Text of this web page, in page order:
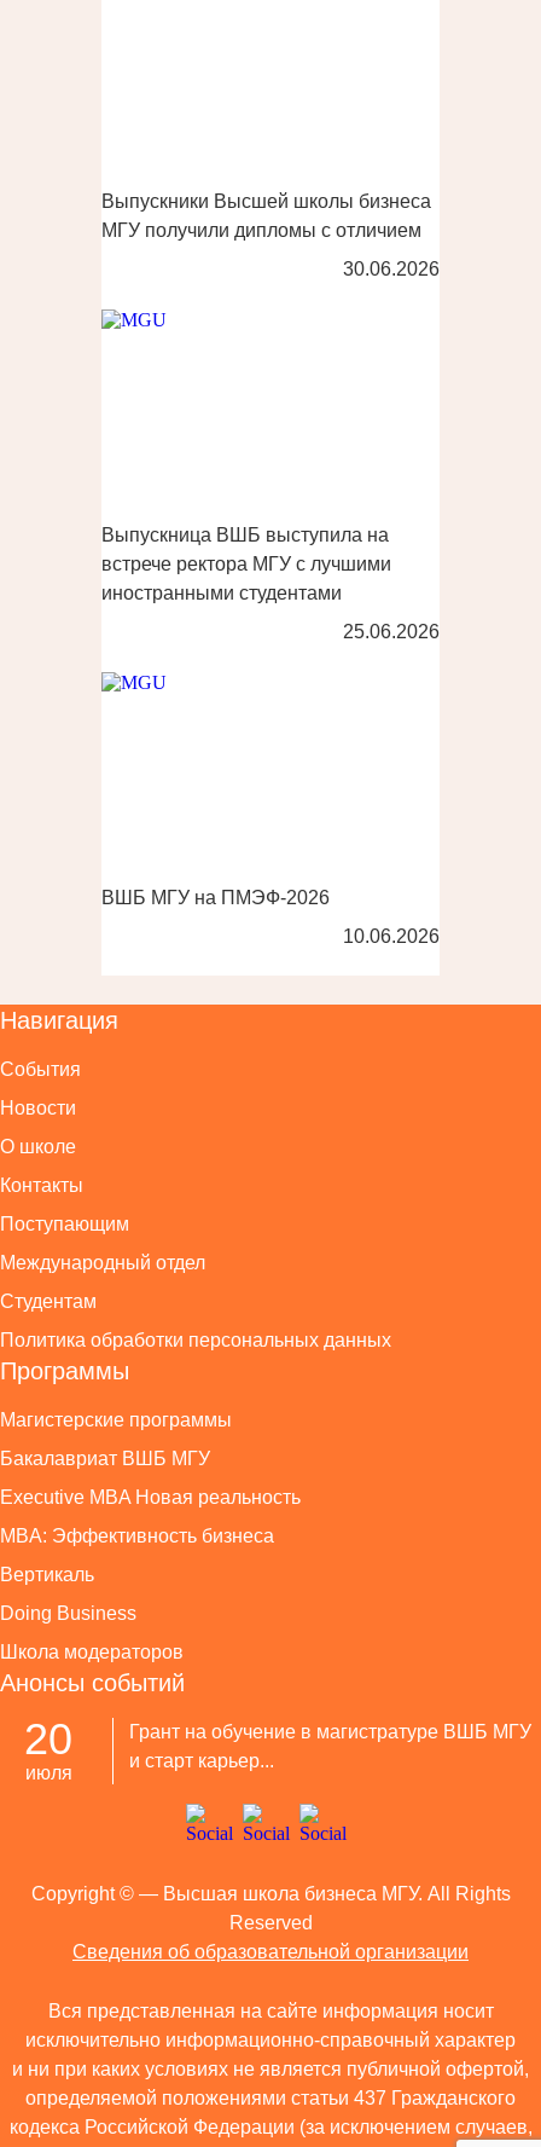
Выпускники Высшей школы бизнеса
МГУ получили дипломы с отличием
30.06.2026
Выпускница ВШБ выступила на
встрече ректора МГУ с лучшими
иностранными студентами
25.06.2026
ВШБ МГУ на ПМЭФ-2026
10.06.2026
Навигация
События
Новости
О школе
Контакты
Поступающим
Международный отдел
Студентам
Политика обработки персональных данных
Программы
Магистерские программы
Бакалавриат ВШБ МГУ
Executive MBA Новая реальность
MBA: Эффективность бизнеса
Вертикаль
Doing Business
Школа модераторов
Анонсы событий
20
июля
Грант на обучение в магистратуре ВШБ МГУ
и старт карьер...
Copyright © — Высшая школа бизнеса МГУ. All Rights
Reserved
Сведения об образовательной организации
Вся представленная на сайте информация носит
исключительно информационно-справочный характер
и ни при каких условиях не является публичной офертой,
определяемой положениями статьи 437 Гражданского
кодекса Российской Федерации (за исключением случаев,